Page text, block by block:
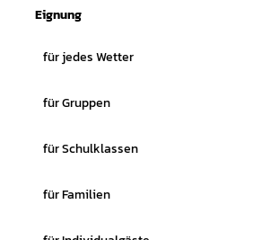
Eignung
für jedes Wetter
für Gruppen
für Schulklassen
für Familien